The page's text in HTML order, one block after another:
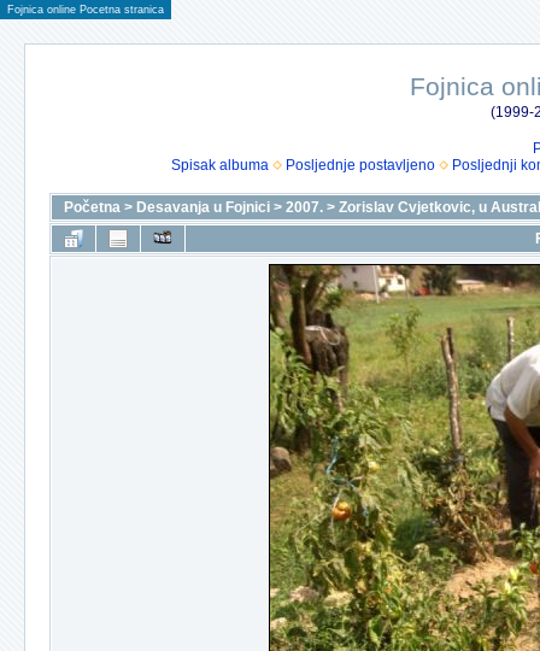
Fojnica online Pocetna stranica
Fojnica
(1999-
Spisak albuma
Posljednje postavljeno Posljednji
Početna > Desavanja u Fojnici > 2007. > Zorislav Cvjetkovic, u